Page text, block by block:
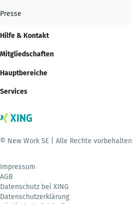
Presse
Hilfe & Kontakt
Mitgliedschaften
Hauptbereiche
Services
© New Work SE | Alle Rechte vorbehalten
Impressum
AGB
Datenschutz bei XING
Datenschutzerklärung